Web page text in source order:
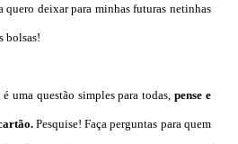
quero deixar para minhas futuras netinhas
bolsas!
uma questão simples para todas,pense e
Pesquise! Faça perguntas para quem